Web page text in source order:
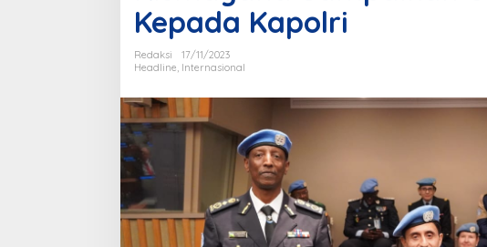
Kepada Kapolri
Redaksi
17/11/2023
Headline, Internasional